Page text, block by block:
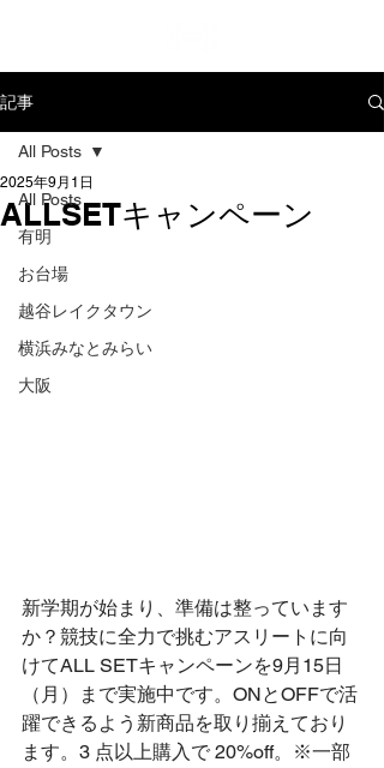
記事
All Posts
有明
お台場
越谷レイクタウン
横浜みなとみらい
大阪
All Posts
ALLSETキャンペーン
2025年9月1日
新学期が始まり、準備は整っています
か？競技に全力で挑むアスリートに向
けてALL SETキャンペーンを9月15日
（月）まで実施中です。ONとOFFで活
躍できるよう新商品を取り揃えており
ます。3 点以上購入で 20%off。※一部